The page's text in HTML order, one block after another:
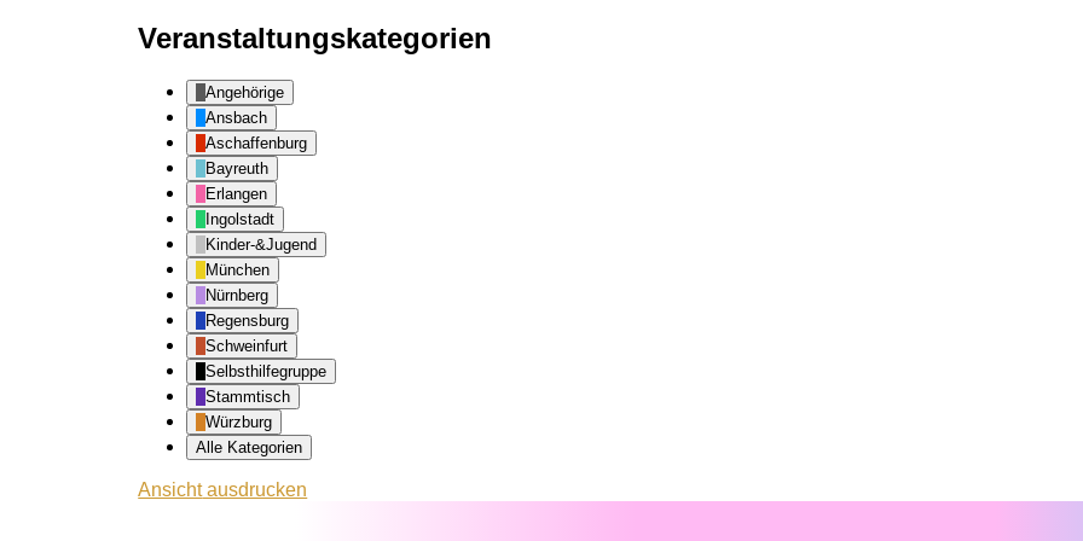
Veranstaltungskategorien
Angehörige
Ansbach
Aschaffenburg
Bayreuth
Erlangen
Ingolstadt
Kinder-&Jugend
München
Nürnberg
Regensburg
Schweinfurt
Selbsthilfegruppe
Stammtisch
Würzburg
Alle Kategorien
Ansichtausdrucken